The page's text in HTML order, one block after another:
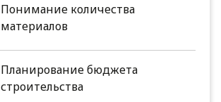
Понимание количества
материалов
Планирование бюджета
строительства